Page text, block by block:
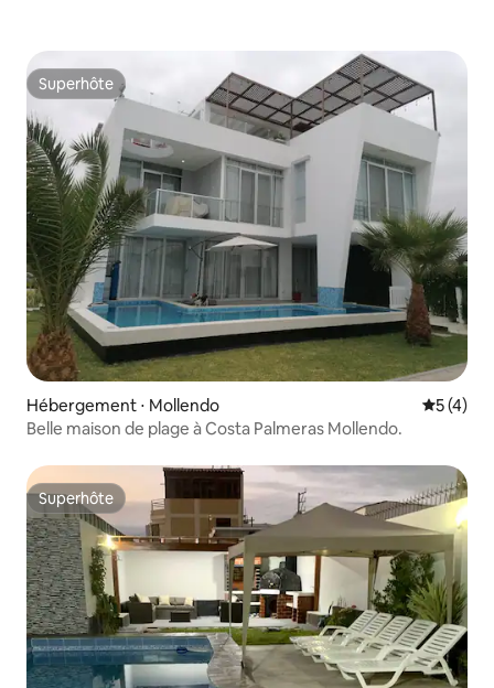
Superhôte
Superhôte
Hébergement ⋅ Mollendo
5 (4)
Belle maison de plage à Costa Palmeras Mollendo.
Superhôte
Superhôte